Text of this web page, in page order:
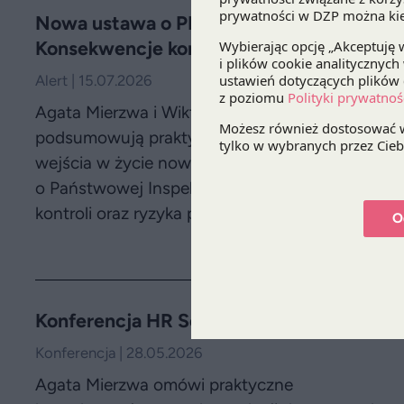
Nowa ustawa o PIP – co dalej?
Konsekwencje kontroli PIP
Alert | 15.07.2026
Agata Mierzwa i Wiktoria Kokoszka
podsumowują praktyczne konsekwencje
wejścia w życie nowych przepisów
o Państwowej Inspekcji Pracy, w tym skutki
kontroli oraz ryzyka po stronie ZUS i KAS.
Konferencja HR Solutions Trends 2026
Konferencja | 28.05.2026
Agata Mierzwa omówi praktyczne